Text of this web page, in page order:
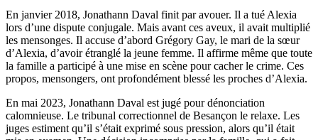
En janvier 2018, Jonathann Daval finit par avouer. Il a tué Alexia
lors d’une dispute conjugale. Mais avant ces aveux, il avait multiplié
les mensonges. Il accuse d’abord Grégory Gay, le mari de la sœur
d’Alexia, d’avoir étranglé la jeune femme. Il affirme même que toute
la famille a participé à une mise en scène pour cacher le crime. Ces
propos, mensongers, ont profondément blessé les proches d’Alexia.
En mai 2023, Jonathann Daval est jugé pour dénonciation
calomnieuse. Le tribunal correctionnel de Besançon le relaxe. Les
juges estiment qu’il s’était exprimé sous pression, alors qu’il était